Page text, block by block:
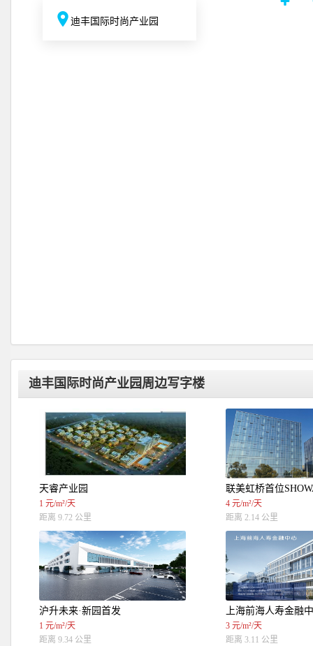
迪丰国际时尚产业园
迪丰国际时尚产业园周边写字楼
天睿产业园
1 元/m²/天
距离 9.72 公里
联美虹桥首位
4 元/m²/天
距离 2.14 公里
沪升未来·新园首发
1 元/m²/天
距离 9.34 公里
上海前海人寿金融
3 元/m²/天
距离 3.11 公里